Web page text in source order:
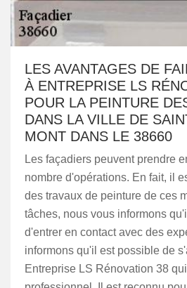
LES AVANTAGES DE
À ENTREPRISE LS
POUR LA PEINTURE
DANS LA VILLE DE
MONT DANS LE 38660
Les façadiers peuvent prendre
nombre d'opérations. En fait, il
des travaux de peinture de ces
tâches, nous vous informons
d'entrer en contact avec des
informons qu'il est possible de
Entreprise LS Rénovation 38